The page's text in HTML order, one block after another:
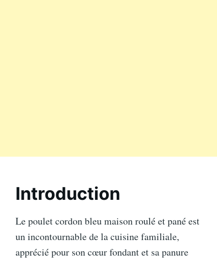
Introduction
Le poulet cordon bleu maison roulé et pané est
un incontournable de la cuisine familiale,
apprécié pour son cœur fondant et sa panure